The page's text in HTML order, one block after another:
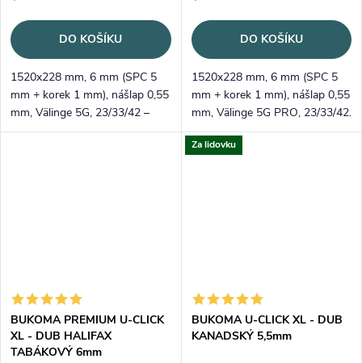
DO KOŠÍKU
1520x228 mm, 6 mm (SPC 5
mm + korek 1 mm), nášlap 0,55
mm, Välinge 5G, 23/33/42 –
voděodolné a tiché. Světlý
DO KOŠÍKU
1520x228 mm, 6 mm (SPC 5
mm + korek 1 mm), nášlap 0,55
mm, Välinge 5G PRO, 23/33/42.
Přírodní „Halifax“ s
charakterem, registrovaný
BUKOMA PREMIUM U-CLICK
XL - DUB HALIFAX
TABÁKOVÝ 6mm
Za lidovku
BUKOMA U-CLICK XL - DUB
KANADSKÝ 5,5mm